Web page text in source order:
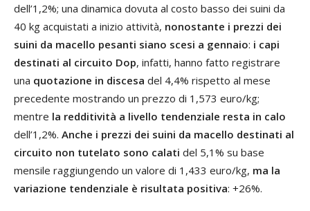
dell’1,2%; una dinamica dovuta al costo basso dei suini da
40 kg acquistati a inizio attività, nonostante i prezzi dei
suini da macello pesanti siano scesi a gennaio: i capi
destinati al circuito Dop, infatti, hanno fatto registrare
una quotazione in discesa del 4,4% rispetto al mese
precedente mostrando un prezzo di 1,573 euro/kg;
mentre la redditività a livello tendenziale resta in calo
dell’1,2%. Anche i prezzi dei suini da macello destinati al
circuito non tutelato sono calati del 5,1% su base
mensile raggiungendo un valore di 1,433 euro/kg, ma la
variazione tendenziale è risultata positiva: +26%.